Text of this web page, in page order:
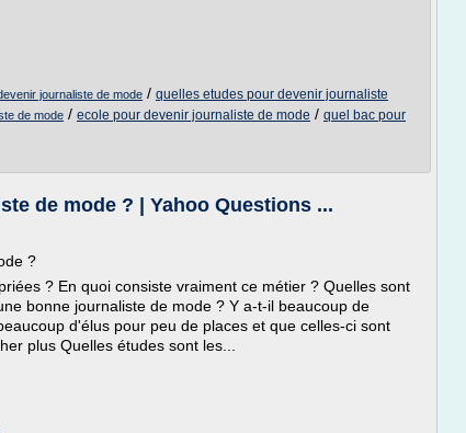
journaliste de mode / quelles etudes pour devenir journaliste
de mode / ecole pour devenir journaliste de mode / quel bac pour
de mode ? | Yahoo Questions ...
?
? En quoi consiste vraiment ce métier ? Quelles sont
bonne journaliste de mode ? Y a-t-il beaucoup de
d'élus pour peu de places et que celles-ci sont
plus Quelles études sont les...